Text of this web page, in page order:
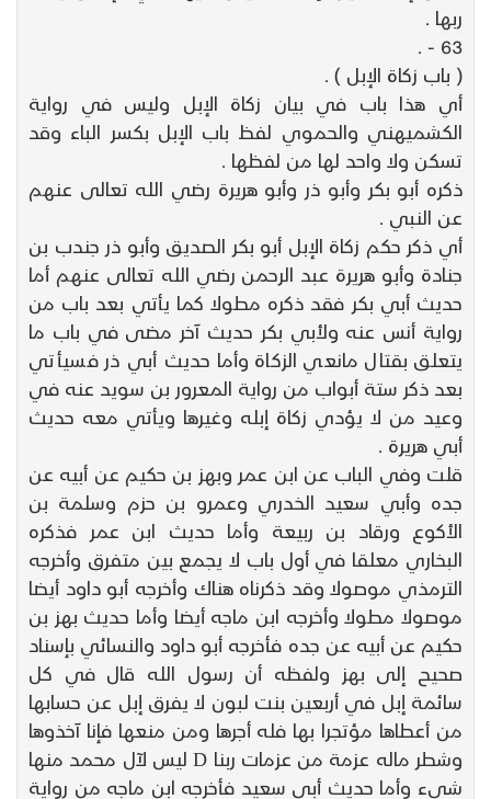
ربها .
63 - .
( باب زكاة الإبل ) .
أي هذا باب في بيان زكاة الإبل وليس في رواية
الكشميهني والحموي لفظ باب الإبل بكسر الباء وقد
تسكن ولا واحد لها من لفظها .
ذكره أبو بكر وأبو ذر وأبو هريرة رضي الله تعالى عنهم
عن النبي .
أي ذكر حكم زكاة الإبل أبو بكر الصديق وأبو ذر جندب بن
جنادة وأبو هريرة عبد الرحمن رضي الله تعالى عنهم أما
حديث أبي بكر فقد ذكره مطولا كما يأتي بعد باب من
رواية أنس عنه ولأبي بكر حديث آخر مضى في باب ما
يتعلق بقتال مانعي الزكاة وأما حديث أبي ذر فسيأتي
بعد ذكر ستة أبواب من رواية المعرور بن سويد عنه في
وعيد من لا يؤدي زكاة إبله وغيرها ويأتي معه حديث
أبي هريرة .
قلت وفي الباب عن ابن عمر وبهز بن حكيم عن أبيه عن
جده وأبي سعيد الخدري وعمرو بن حزم وسلمة بن
الأكوع ورقاد بن ربيعة وأما حديث ابن عمر فذكره
البخاري معلقا في أول باب لا يجمع بين متفرق وأخرجه
الترمذي موصولا وقد ذكرناه هناك وأخرجه أبو داود أيضا
موصولا مطولا وأخرجه ابن ماجه أيضا وأما حديث بهز بن
حكيم عن أبيه عن جده فأخرجه أبو داود والنسائي بإسناد
صحيح إلى بهز ولفظه أن رسول الله قال في كل
سائمة إبل في أربعين بنت لبون لا يفرق إبل عن حسابها
من أعطاها مؤتجرا بها فله أجرها ومن منعها فإنا آخذوها
وشطر ماله عزمة من عزمات ربنا D ليس لآل محمد منها
شيء وأما حديث أبي سعيد فأخرجه ابن ماجه من رواية